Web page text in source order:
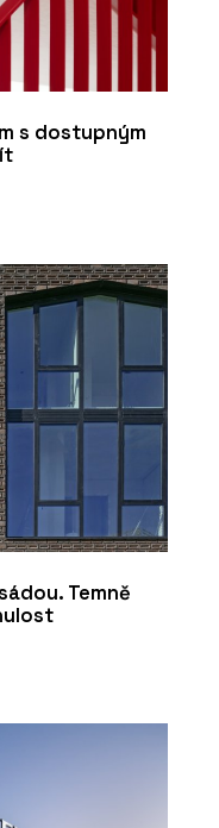
- Rigips
s dostupným
Temně